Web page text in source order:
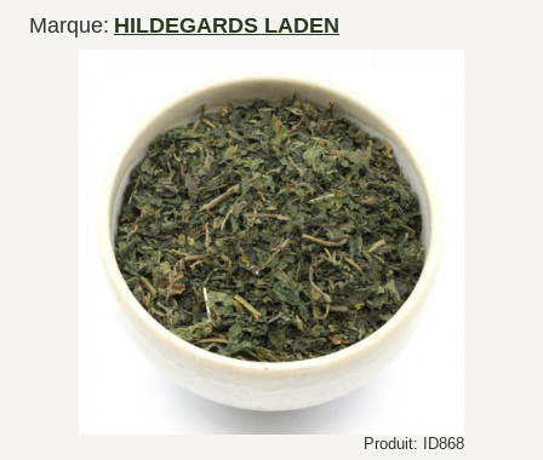
Marque: HILDEGARDS LADEN
Produit: ID868